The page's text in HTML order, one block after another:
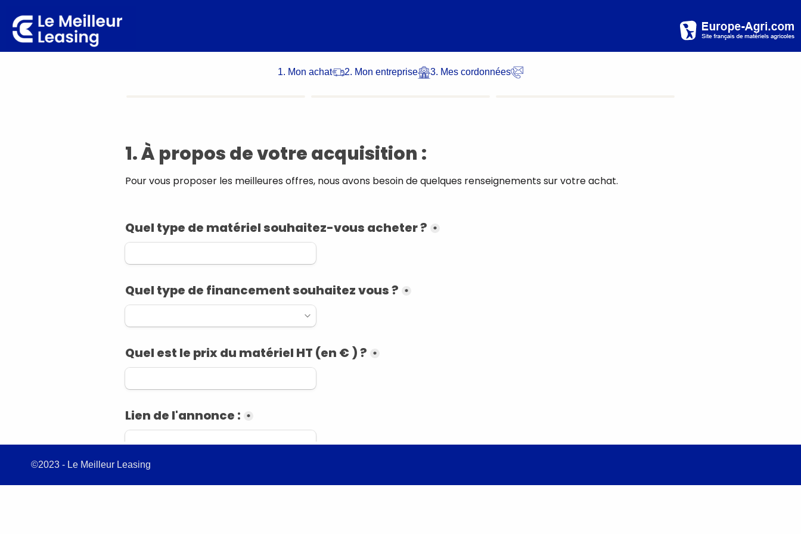
1. Mon achat 2. Mon entreprise 3. Mes cordonnées
©2023 - Le Meilleur Leasing